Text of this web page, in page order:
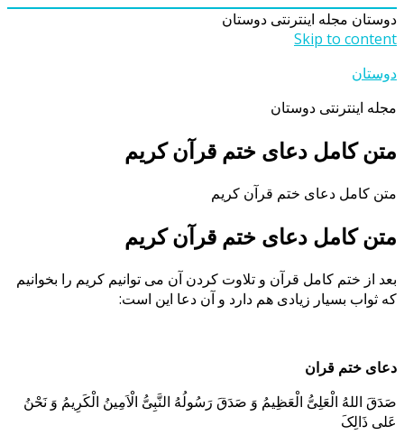
دوستان مجله اینترنتی دوستان
Skip to content
دوستان
مجله اینترنتی دوستان
متن کامل دعای ختم قرآن کریم
متن کامل دعای ختم قرآن کریم
متن کامل دعای ختم قرآن کریم
بعد از ختم کامل قرآن و تلاوت کردن آن می توانیم کریم را بخوانیم
که ثواب بسیار زیادی هم دارد و آن دعا این است:
دعای ختم قران
صَدَقَ اللهُ الْعَلِیُّ الْعَظِیمُ وَ صَدَقَ رَسُولُهُ النَّبِیُّ الْاَمِینُ الْکَرِیمُ وَ نَحْنُ
عَلی ذَالِکَ